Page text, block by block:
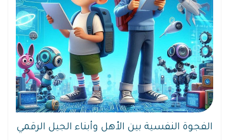
الفجوة النفسية بين الأهل وأبناء الجيل الرقمي